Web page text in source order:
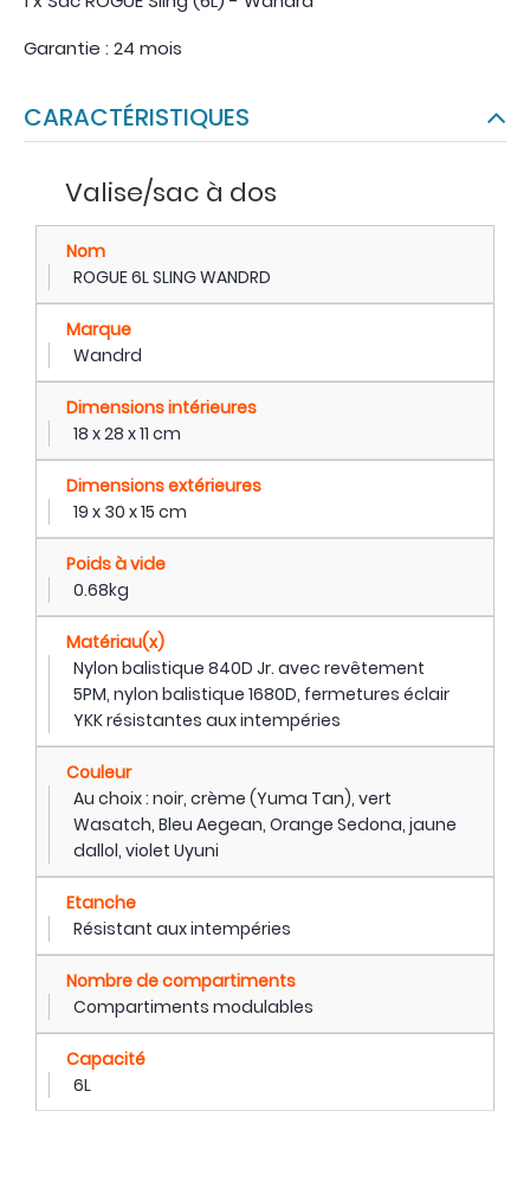
Garantie : 24 mois
CARACTÉRISTIQUES
Valise/sac à dos
Nom
ROGUE 6L SLING WANDRD
Marque
Wandrd
Dimensions intérieures
18 x 28 x 11 cm
Dimensions extérieures
19 x 30 x 15 cm
Poids à vide
0.68kg
Matériau(x)
Nylon balistique 840D Jr. avec revêtement
5PM, nylon balistique 1680D, fermetures éclair
YKK résistantes aux intempéries
Couleur
Au choix : noir, crème (Yuma Tan), vert
Wasatch, Bleu Aegean, Orange Sedona, jaune
dallol, violet Uyuni
Etanche
Résistant aux intempéries
Nombre de compartiments
Compartiments modulables
Capacité
6L